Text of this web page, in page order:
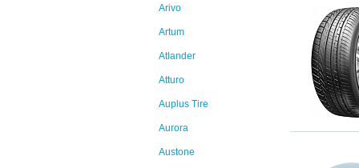
Arivo
Artum
Atlander
Atturo
Auplus Tire
Aurora
Austone